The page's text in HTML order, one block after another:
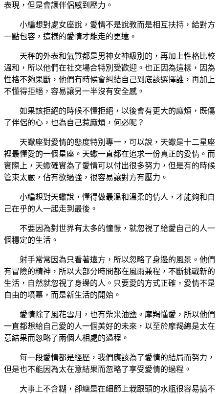
表現，但是會讓伴侶感到壓力。
小編想對處女座說，愛情不是說教而是相互扶持，給對方
一點包容，這樣的愛情才能走的更遠。
天秤的外表和氣質都是男神女神級別的，再加上性格比較
溫和，所以他們在社交場合特別受歡迎。也正因為這樣，因為
性格不夠果斷，他們有時候會糾結自己到底該選擇誰，再加上
不懂得拒絕，容易讓另一半沒有安全感。
如果該拒絕的時候不懂拒絕，以後會有更大的麻煩，既傷
了伴侶的心，也為自己惹麻煩，何必呢？
天蠍座對愛情的態度特別專一，可以說，天蠍是十二星座
裡最懂愛的一個星座。天蠍一直都在追求一份真正的愛情。而
實際上，天蠍確實為了愛情可以付出很多努力，但是有的時候
管束太嚴，佔有欲過強，很容易讓對方有壓力。
小編想對天蠍說，懂得做最溫和溫柔的情人，才能夠和自
己在乎的人一起走到最後。
不要因為對世界有太多的憧憬，就忽視了給愛自己的人一
個穩定的生活。
射手常常因為只看著遠方，所以忽略了身邊的風景。他們
有冒險的精神，所以大部分時間都在風雨兼程，不斷挑戰新的
生活，自然就忽視了身邊的人。只要愛的方式正確，愛情不是
自由的墳墓，而是新生活的開始。
愛情除了風花雪月，也有柴米油鹽。摩羯懂愛，所以他們
一直都想給自己愛的人一個美好的未來，以至於摩羯總是太在
意結果而忽略了兩個人相處的過程。
每一段愛情都是經歷，我們應該為了愛情的結局而努力，
但是也不能因為太在意結果而忽略了享受愛情的過程。
大事上不含糊，卻總是在細節上栽跟頭的水瓶很容易搞不